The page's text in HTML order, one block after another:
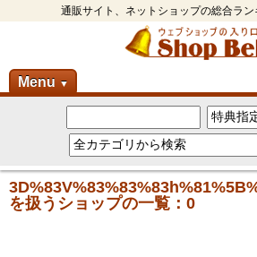
通販サイト、ネットショップの総合ラ
Menu ▼
を扱うショップの一覧：0